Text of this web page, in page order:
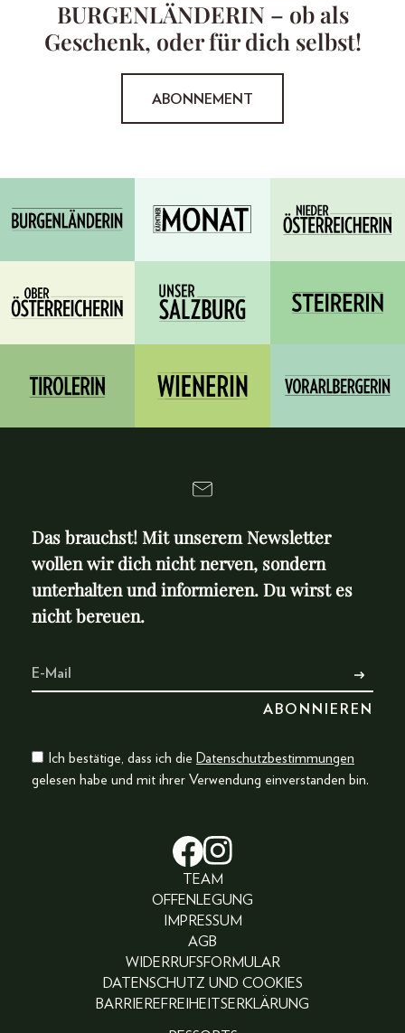
BURGENLÄNDERIN – ob als
Geschenk, oder für dich selbst!
ABONNEMENT
Das brauchst! Mit unserem Newsletter
wollen wir dich nicht nerven, sondern
unterhalten und informieren. Du wirst es
nicht bereuen.
Ich bestätige, dass ich die Datenschutzbestimmungen
gelesen habe und mit ihrer Verwendung einverstanden bin.
TEAM
OFFENLEGUNG
IMPRESSUM
AGB
WIDERRUFSFORMULAR
DATENSCHUTZ UND COOKIES
BARRIEREFREIHEITSERKLÄRUNG